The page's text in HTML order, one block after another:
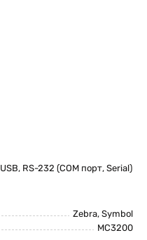
USB, RS-232 (COM порт, Serial)
Zebra, Symbol
MC3200